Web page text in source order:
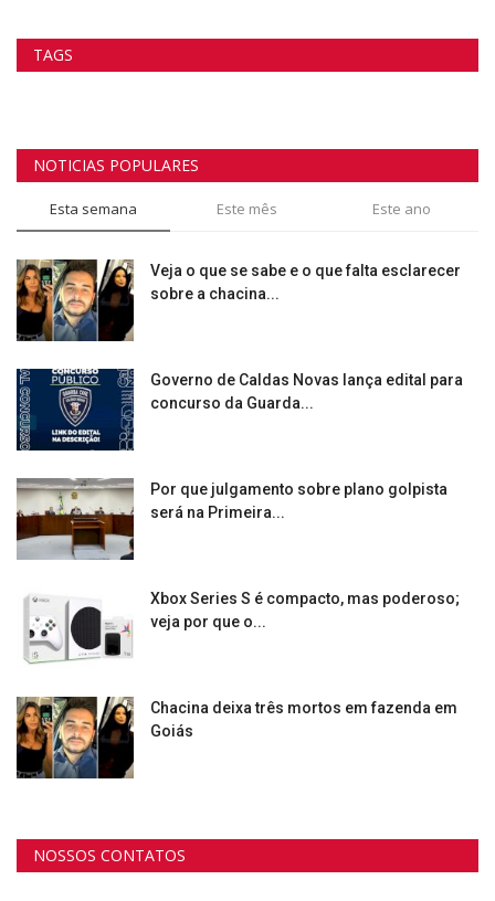
TAGS
NOTICIAS POPULARES
Esta semana Este mês Este ano
Veja o que se sabe e o que falta esclarecer
sobre a chacina...
Governo de Caldas Novas lança edital para
concurso da Guarda...
Por que julgamento sobre plano golpista
será na Primeira...
Xbox Series S é compacto, mas poderoso;
veja por que o...
Chacina deixa três mortos em fazenda em
Goiás
NOSSOS CONTATOS